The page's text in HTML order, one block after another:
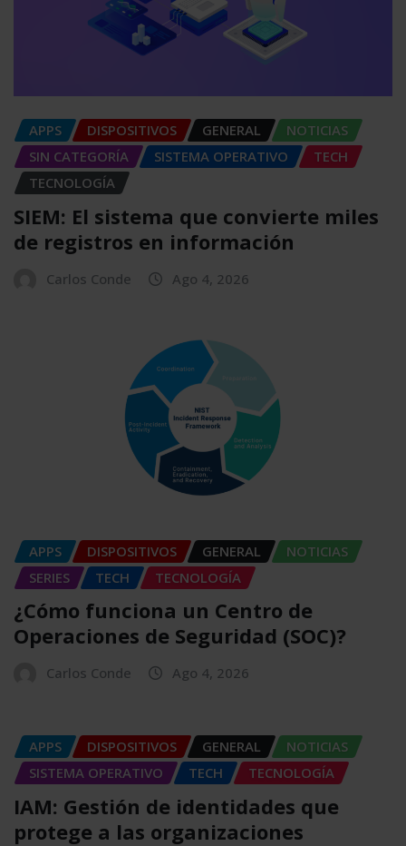
APPS DISPOSITIVOS GENERAL
NOTICIAS
SIN CATEGORÍA
SISTEMA OPERATIVO
TECH
TECNOLOGÍA
SIEM: El sistema que convierte miles
de registros en información
Carlos Conde Ago 4, 2026
APPS DISPOSITIVOS GENERAL
NOTICIAS
SERIES
TECH TECNOLOGÍA
¿Cómo funciona un Centro de
Operaciones de Seguridad (SOC)?
Carlos Conde Ago 4, 2026
APPS DISPOSITIVOS GENERAL
NOTICIAS
SISTEMA OPERATIVO
TECH TECNOLOGÍA
IAM: Gestión de identidades que
protege a las organizaciones